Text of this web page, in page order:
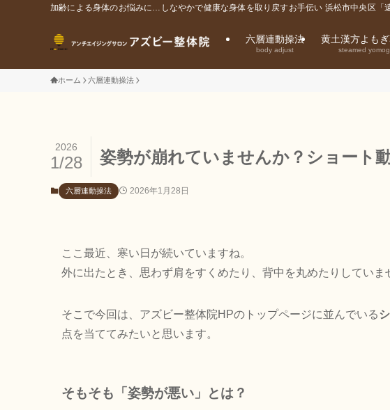
加齢による身体のお悩みに…しなやかで健康な身体を取り戻すお手伝い 浜松市中央区「
六層連動操法
body adjust
黄土漢方よも
steamed
ホーム 六層連動操法
姿勢が崩れていませんか？ショート
2026
1/28
六層連動操法 2026年1月28日
ここ最近、寒い日が続いていますね。
外に出たとき、思わず肩をすくめたり、背中を丸めたりしていま
そこで今回は、アズビー整体院HPのトップページに並んでいる
点を当ててみたいと思います。
そもそも「姿勢が悪い」とは？